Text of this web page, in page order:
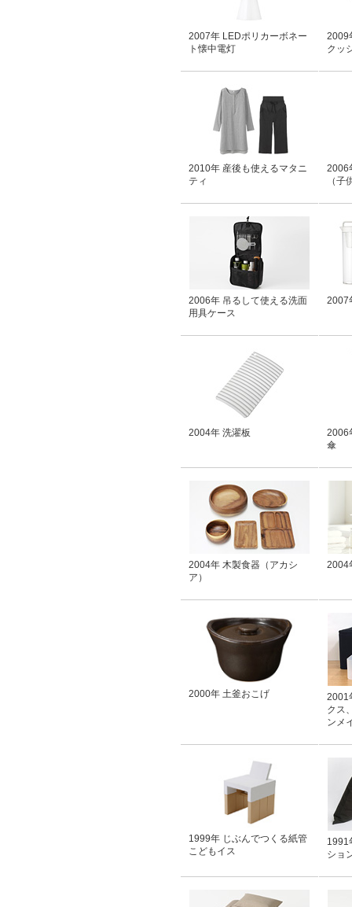
2007年 LEDポリカーボネー
ト懐中電灯
2009
クッ
2010年 産後も使えるマタニ
ティ
2006
（子
2006年 吊るして使える洗面
用具ケース
2007
2004年 洗濯板
2006
傘
2004年 木製食器（アカシ
ア）
2004
2000年 土釜おこげ
2001
クス
ンメ
1999年 じぶんでつくる紙管
こどもイス
1991
ショ